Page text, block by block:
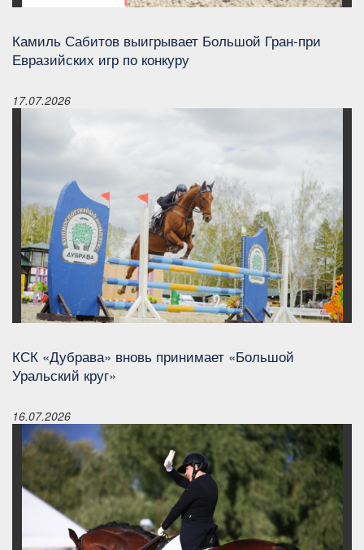
Камиль Сабитов выигрывает Большой Гран-при
Евразийских игр по конкуру
17.07.2026
КСК «Дубрава» вновь принимает «Большой
Уральский круг»
16.07.2026